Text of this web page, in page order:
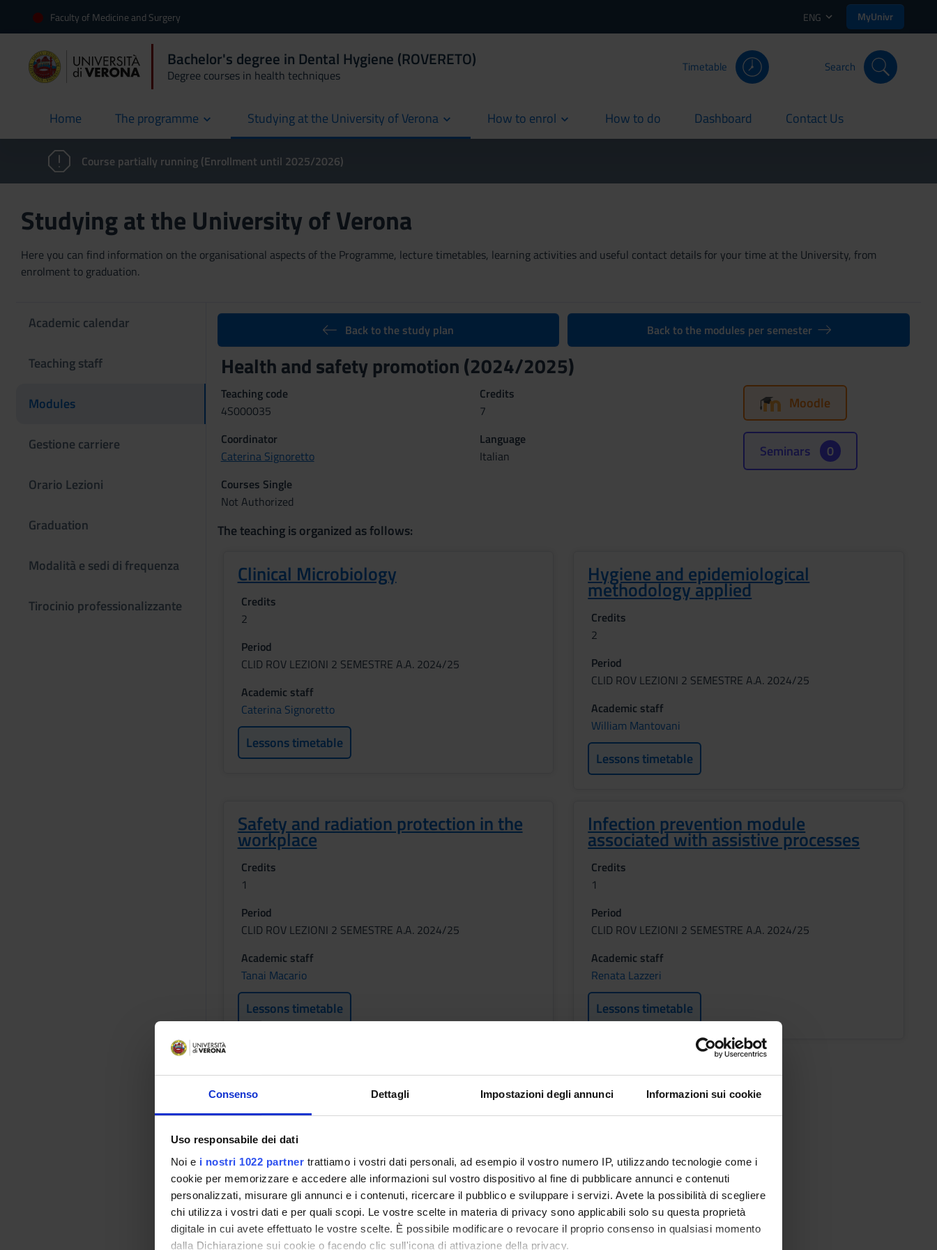
Consenso Dettagli Impostazioni degli annunci Informazioni sui cookie
Uso responsabile dei dati
Noi e i nostri 1022 partner trattiamo i vostri dati personali, ad esempio il vostro numero IP, utilizzando tecnologie come i
cookie per memorizzare e accedere alle informazioni sul vostro dispositivo al fine di pubblicare annunci e contenuti
personalizzati, misurare gli annunci e i contenuti, ricercare il pubblico e sviluppare i servizi. Avete la possibilità di scegliere
chi utilizza i vostri dati e per quali scopi. Le vostre scelte in materia di privacy sono applicabili solo su questa proprietà
digitale in cui avete effettuato le vostre scelte. È possibile modificare o revocare il proprio consenso in qualsiasi momento
dalla Dichiarazione sui cookie o facendo clic sull'icona di attivazione della privacy.
Faculty of Medicine and Surgery ENG MyUnivr
Bachelor's degree in Dental Hygiene (ROVERETO)
Degree courses in health techniques
Timetable Search
Home
current The programme Studying at the University of Verona How to enrol How to do
current Dashboard
current Contact Us
current
Course partially running (Enrollment until 2025/2026)
Studying at the University of Verona
Here you can find information on the organisational aspects of the Programme, lecture timetables, learning activities and useful contact details for your time at the University, from
enrolment to graduation.
Academic calendar
Teaching staff
Modules
Gestione carriere
Orario Lezioni
Graduation
Modalità e sedi di frequenza
Tirocinio professionalizzante
Back to the study plan Back to the modules per semester
Health and safety promotion (2024/2025)
Teaching code
4S000035
Credits
7
Coordinator
Caterina Signoretto
Language
Italian
Courses Single
Not Authorized
Moodle
Seminars 0
The teaching is organized as follows:
Clinical Microbiology
Credits
2
Period
CLID ROV LEZIONI 2 SEMESTRE A.A. 2024/25
Academic staff
Caterina Signoretto
Lessons timetable
Hygiene and epidemiological
methodology applied
Credits
2
Period
CLID ROV LEZIONI 2 SEMESTRE A.A. 2024/25
Academic staff
William Mantovani
Lessons timetable
Safety and radiation protection in the
workplace
Credits
1
Period
CLID ROV LEZIONI 2 SEMESTRE A.A. 2024/25
Academic staff
Tanai Macario
Lessons timetable
Infection prevention module
associated with assistive processes
Credits
1
Period
CLID ROV LEZIONI 2 SEMESTRE A.A. 2024/25
Academic staff
Renata Lazzeri
Lessons timetable
Infectious Diseases
Credits
1
Period
CLID ROV LEZIONI 2 SEMESTRE A.A. 2024/25
Academic staff
Elena Carrara
Lessons timetable